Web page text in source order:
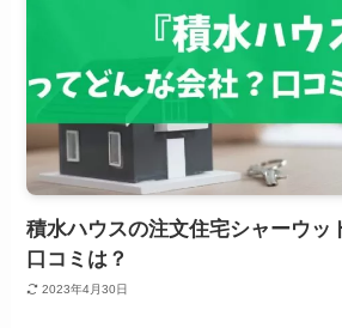
積水ハウスの注文住宅シャーウッ
口コミは？
2023年4月30日